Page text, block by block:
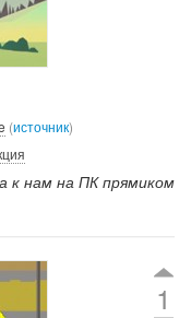
(источник)
к нам на ПК прямиком
1